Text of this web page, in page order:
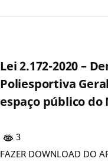
Lei 2.172-2020 –
Poliesportiva
espaço público
3
FAZER DOWNLOAD DO